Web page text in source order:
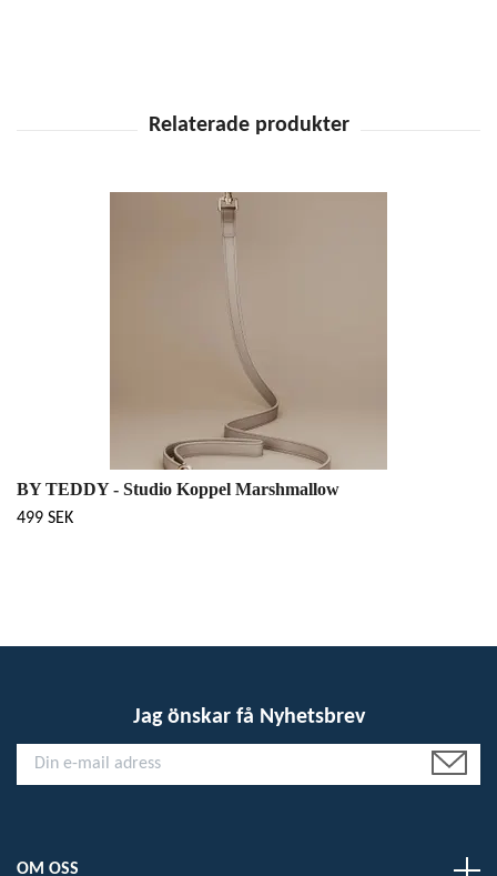
BY TEDDY - Studio Koppel Marshmallow
499 SEK
Jag önskar få Nyhetsbrev
OM OSS